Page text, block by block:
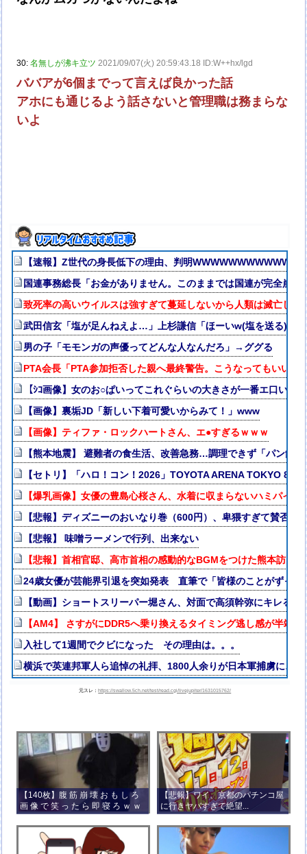
30:名無しが沸キ立ツ 2021/09/07(火) 20:59:43.18 ID:W++hx/lgd
ババアが6個までって言えば良かった話
アホにも通じるよう話さないと管理職は務まらな
いよ
【速報】Z世代の身長低下の理由、判明
国連事務総長「お金がありません。このままでは国連が完全崩壊
致死率の高いウイルスは強すぎて蔓延しないから人類は滅亡しな
武田信玄「塩が足んねえよ…」上杉謙信「ほーいw(塩を送る)」
男の子「モモンガの声優ってどんな人なんだろ」→ググる
PTA会長「PTA参加拒否した親へ最終警告。こうなってもいい？
【ｼｺ画像】女のお○ぱいってこれぐらいの大きさが一番エ口いよ
【画像】裏垢JD「新しい下着可愛いからみて！」www
【画像】ティファ・ロックハートさん、エ●すぎるｗｗｗ
【熊本地震】 避難者の食生活、改善急務…調理できず「パン飽
【セトリ】「ハロ！コン！2026」TOYOTA ARENA TOKYO 8月
【爆乳画像】女優の豊島心桜さん、水着に収まらないハミパイ
【悲報】ディズニーのおいなり巻（600円）、卑猥すぎて賛否
【悲報】 味噌ラーメンで行列、出来ない
【悲報】首相官邸、高市首相の感動的なBGMをつけた熊本訪問
24歳女優が芸能界引退を突如発表 直筆で「皆様のことがずっと
【動画】ショートスリーパー堀さん、対面で高須幹弥にキレるｗ
【AM4】 さすがにDDR5へ乗り換えるタイミング逃し感が半端な
入社して1週間でクビになった その理由は。。。
横浜で英連邦軍人ら追悼の礼拝、1800人余りが日本軍捕虜に…
元スレ： https://swallow.5ch.net/test/read.cgi/livejupiter/1631015762/
【140枚】腹 筋 崩 壊 お も し ろ
画 像 で 笑 っ た ら 即 寝 ろ ｗ ｗ
ｗ ｗ ｗ ｗ ｗ ｗ ｗ ｗ ｗ ｗ
【悲報】ワイ、京都のパチンコ屋
に行きヤバすぎて絶望...